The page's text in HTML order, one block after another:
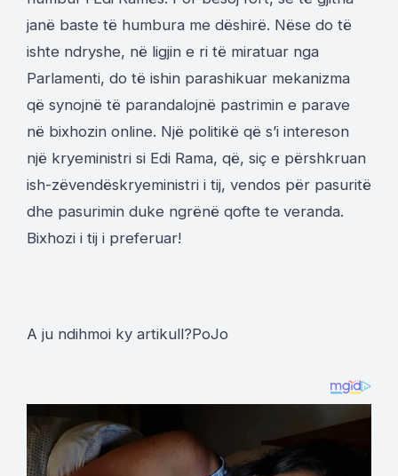
janë baste të humbura me dëshirë. Nëse do të
ishte ndryshe, në ligjin e ri të miratuar nga
Parlamenti, do të ishin parashikuar mekanizma
që synojnë të parandalojnë pastrimin e parave
në bixhozin online. Një politikë që s’i intereson
një kryeministri si Edi Rama, që, siç e përshkruan
ish-zëvendëskryeministri i tij, vendos për pasuritë
dhe pasurimin duke ngrënë qofte te veranda.
Bixhozi i tij i preferuar!
A ju ndihmoi ky artikull?PoJo